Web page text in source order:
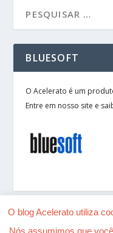
BLUESOFT
O Acelerato é um
Entre em nosso site e
O blog Acelerato utiliza
Nós assumimos que